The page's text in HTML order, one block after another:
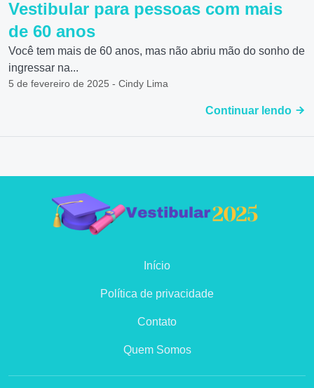
Vestibular para pessoas com mais
de 60 anos
Você tem mais de 60 anos, mas não abriu mão do sonho de
ingressar na...
5 de fevereiro de 2025 - Cindy Lima
Continuar lendo
Início
Política de privacidade
Contato
Quem Somos